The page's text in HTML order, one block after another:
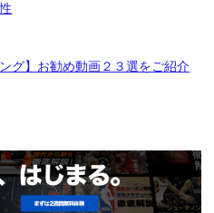
グ】お勧め動画２３選をご紹介